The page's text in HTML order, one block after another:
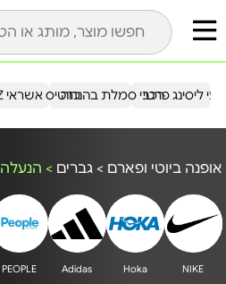
כרטיס אשראי HTZ ליסינג פרטירכבי סמלת בהנחה
אופנה ביוטי ופארם > גברים > הנעלה
NIKE
Hoka
Adidas
PEOPLE